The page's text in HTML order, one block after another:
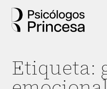
Etiqueta: